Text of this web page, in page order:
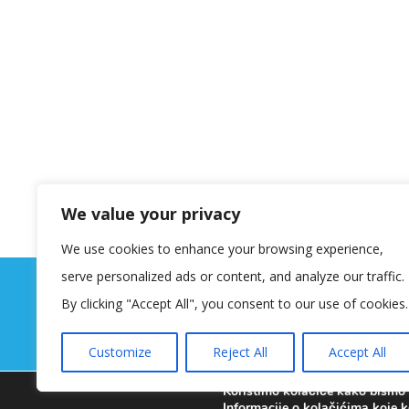
We value your privacy
We use cookies to enhance your browsing experience,
serve personalized ads or content, and analyze our traffic.
By clicking "Accept All", you consent to our use of cookies.
Customize Reject All Accept All
Koristimo kolačiće kako